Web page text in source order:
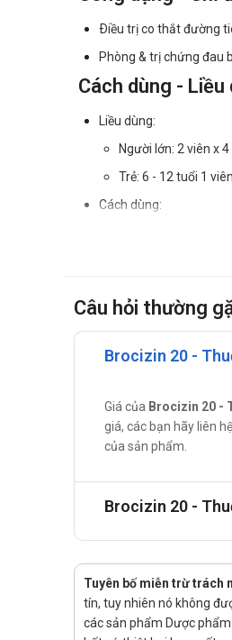
Ðiều trị co thắt đường
Phòng & trị chứng đau
Cách dùng -
Liều dùng:
Người lớn: 2 viên x
Trẻ: 6 - 12 tuổi 1
Cách dùng:
Quá mẫn với thành
Lưu ý thận trọng
Suy gan hoặc suy
Không sử dùng cho
Thắc mắc xin liên hệ
Sử dụng cho
Thận trọng khi sử
Thắc mắc xin liên hệ
Tác dụng phụ
Khô miệng, mờ mắt,
Câu hỏi thường
Brocizin 20 -
Giá của Brocizin 20 -
giá, các bạn hãy liên
của sản phẩm.
Brocizin 20 -
Tuyên bố miễn trừ trách
tín, tuy nhiên nó không
các sản phẩm Dược